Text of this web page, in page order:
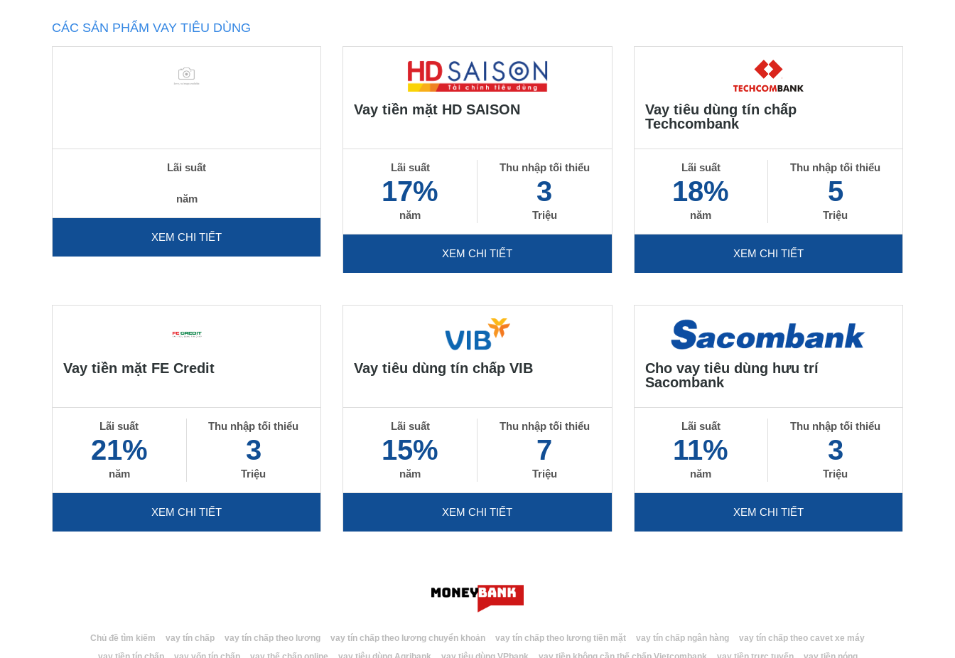
CÁC SẢN PHẨM VAY TIÊU DÙNG
Lãi suất
năm
XEM CHI TIẾT
Vay tiền mặt HD SAISON
Lãi suất
17%
năm
Thu nhập tối thiểu
3
Triệu
XEM CHI TIẾT
Vay tiêu dùng tín chấp
Techcombank
Lãi suất
18%
năm
Thu nhập tối thiểu
5
Triệu
XEM CHI TIẾT
Vay tiền mặt FE Credit
Lãi suất
21%
năm
Thu nhập tối thiểu
3
Triệu
XEM CHI TIẾT
Vay tiêu dùng tín chấp VIB
Lãi suất
15%
năm
Thu nhập tối thiểu
7
Triệu
XEM CHI TIẾT
Cho vay tiêu dùng hưu trí
Sacombank
Lãi suất
11%
năm
Thu nhập tối thiểu
3
Triệu
XEM CHI TIẾT
Chủ đề tìm kiếm vay tín chấp vay tín chấp theo lương vay tín chấp theo lương chuyển khoản vay tín chấp theo lương tiền mặt vay tín chấp ngân hàng
vay tín chấp theo cavet xe máy